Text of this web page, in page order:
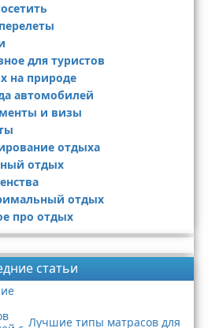
для туристов
на природе
автомобилей
и визы
отдыха
отдых
отдых
про отдых
статьи
Лучшие типы матрасов для